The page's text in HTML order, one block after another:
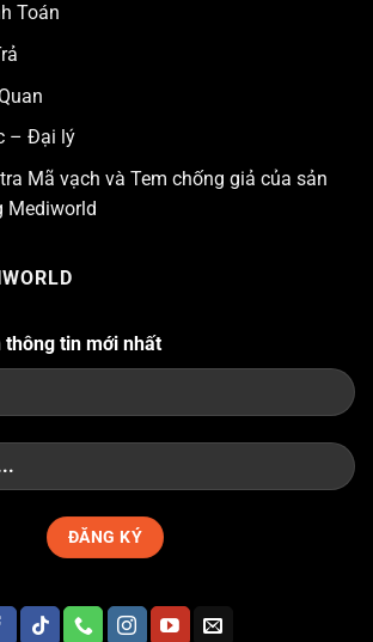
Toán
– Đại lý
Mã vạch và Tem chống giả của sản
Mediworld
tin mới nhất